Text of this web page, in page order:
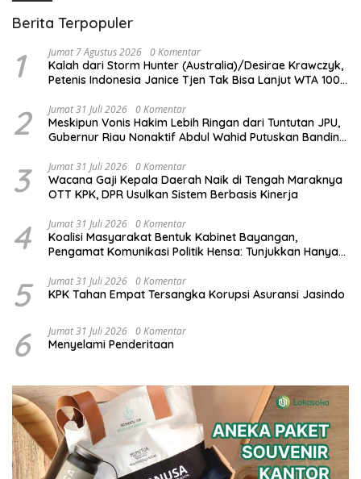
Berita Terpopuler
1 Jumat 7 Agustus 2026 0 Komentar
Kalah dari Storm Hunter (Australia)/Desirae Krawczyk,
Petenis Indonesia Janice Tjen Tak Bisa Lanjut WTA 1000
2 Jumat 31 Juli 2026 0 Komentar
Meskipun Vonis Hakim Lebih Ringan dari Tuntutan JPU,
Gubernur Riau Nonaktif Abdul Wahid Putuskan Banding
3 Jumat 31 Juli 2026 0 Komentar
Wacana Gaji Kepala Daerah Naik di Tengah Maraknya
OTT KPK, DPR Usulkan Sistem Berbasis Kinerja
4 Jumat 31 Juli 2026 0 Komentar
Koalisi Masyarakat Bentuk Kabinet Bayangan,
Pengamat Komunikasi Politik Hensa: Tunjukkan Hanya
5 Jumat 31 Juli 2026 0 Komentar
KPK Tahan Empat Tersangka Korupsi Asuransi Jasindo
6 Jumat 31 Juli 2026 0 Komentar
Menyelami Penderitaan